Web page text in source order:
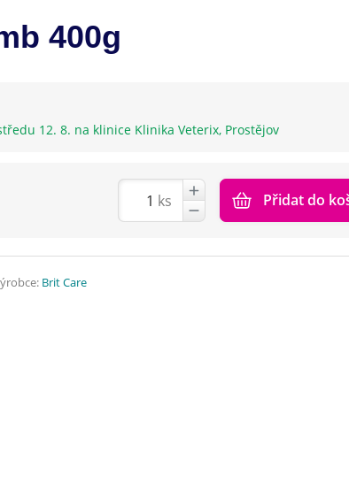
400g
12. 8. na klinice Klinika Veterix, Prostějov
ks Přidat do
Brit Care